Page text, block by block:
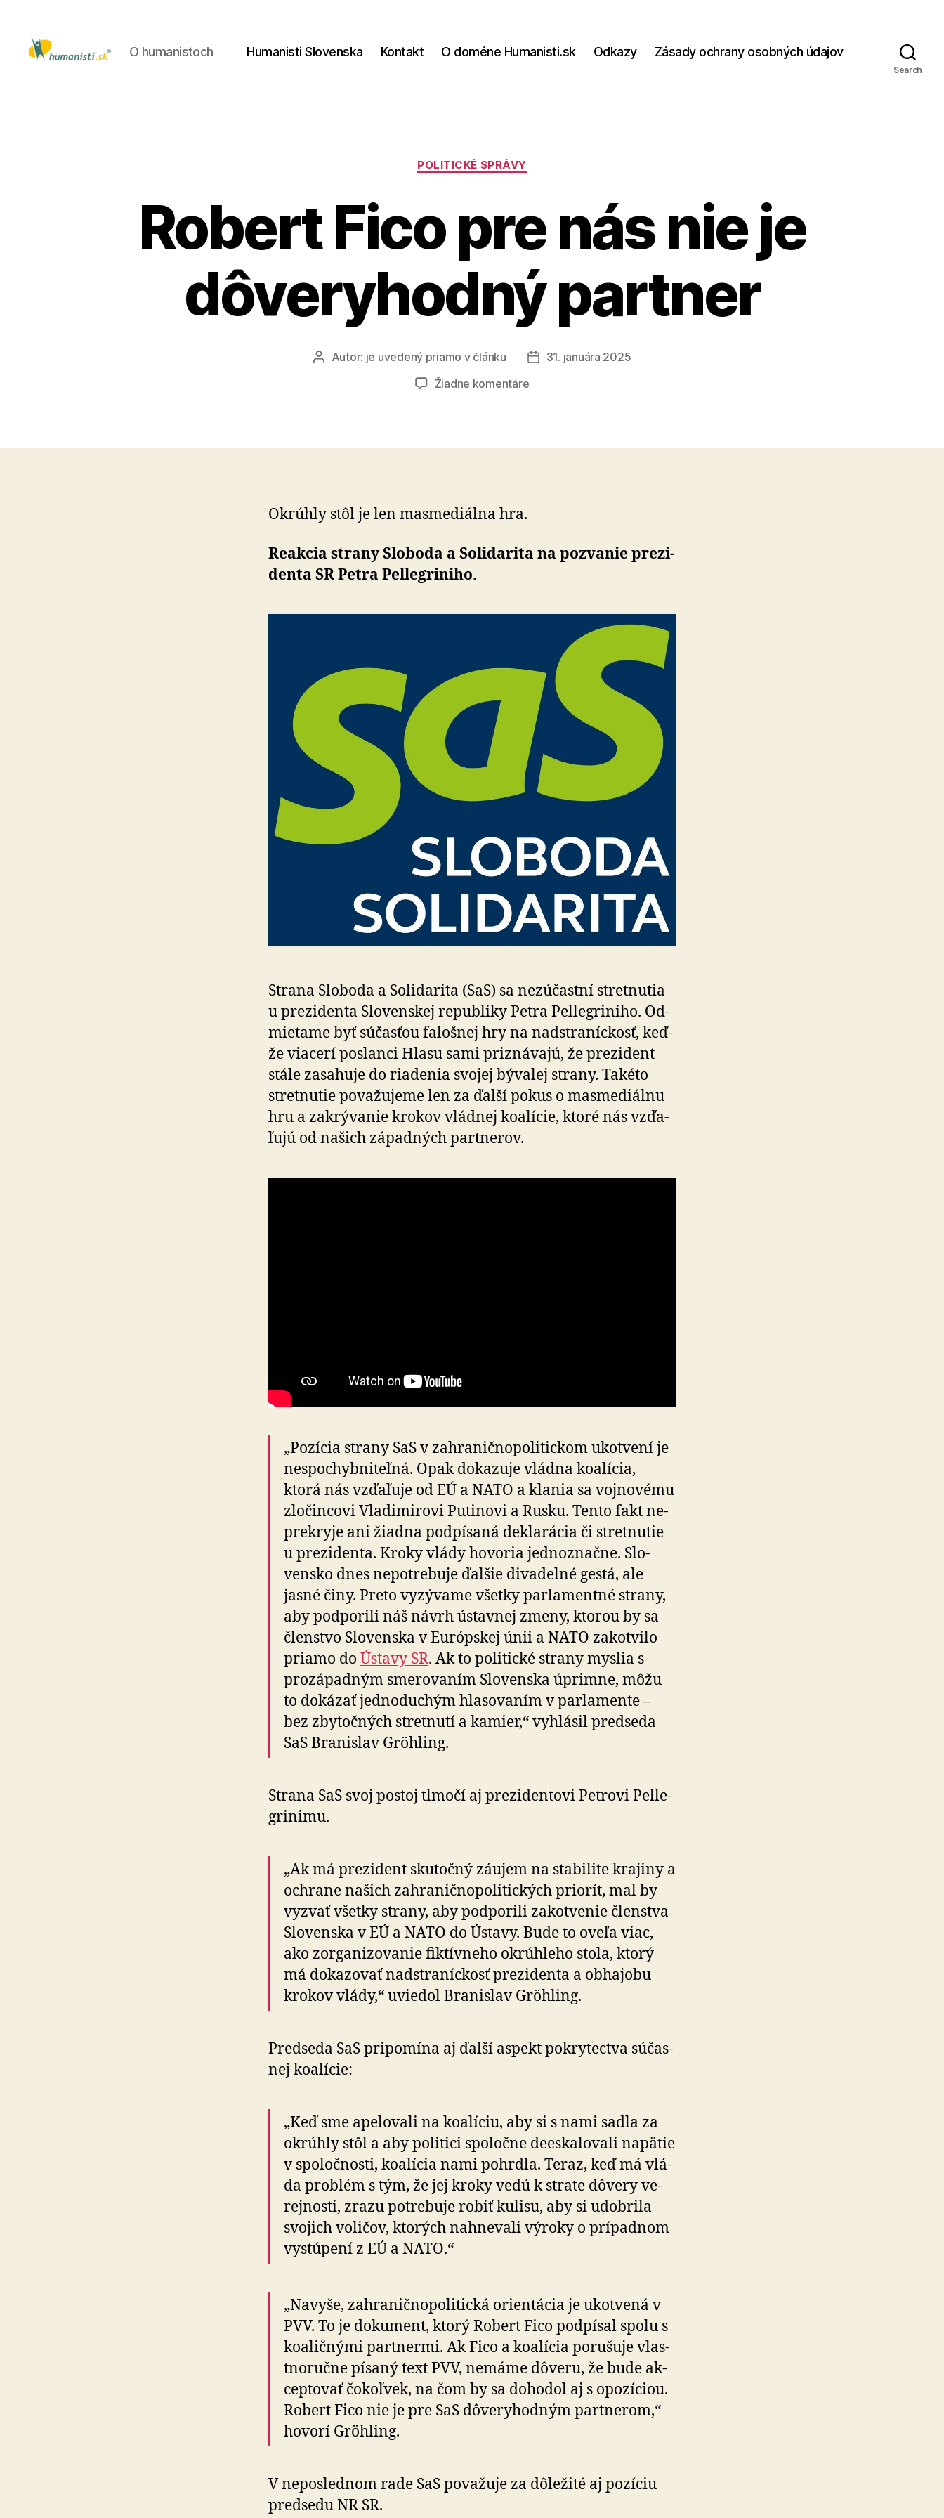
O humanistoch Humanisti Slovenska Kontakt O doméne Humanisti.sk Odkazy Zásady ochrany osobných údajov
Search
Kategórie
POLITICKÉ SPRÁVY
Robert Fico pre nás nie je
dôveryhodný partner
AutorAutor: je uvedený priamo v článku
Dátum
31. januára 2025
Žiadne komentárena
nás
Okrúhly stôl je len masmediálna hra.
Reakcia strany Sloboda a Solidarita na pozvanie pre­zi­
den­ta SR Petra Pellegriniho.
Strana Sloboda a Solidarita (SaS) sa nezúčastní stretnutia
u prezidenta Slovenskej republiky Petra Pellegriniho. Od­
mie­ta­me byť súčasťou falošnej hry na nadstraníckosť, keď­
že via­ce­rí poslanci Hlasu sami priznávajú, že prezident
stále zasahuje do riadenia svojej bývalej strany. Takéto
stretnutie považujeme len za ďalší pokus o masmediálnu
hru a zakrývanie krokov vládnej koalície, ktoré nás vzďa­
ľu­jú od našich západných partnerov.
„Pozícia strany SaS v zahraničnopolitickom ukotvení je
nespochybniteľná. Opak dokazuje vládna koalícia,
ktorá nás vzďaľuje od EÚ a NATO a klania sa vojnovému
zlo­čin­co­vi Vladimirovi Putinovi a Rusku. Tento fakt ne­
pre­kry­je ani žiadna podpísaná deklarácia či stretnutie
u pre­zi­denta. Kroky vlády hovoria jednoznačne. Slo­
ven­sko dnes nepotrebuje ďalšie divadelné gestá, ale
jasné činy. Preto vyzývame všetky parlamentné strany,
aby podporili náš návrh ústavnej zmeny, ktorou by sa
člen­stvo Slovenska v Európskej únii a NATO zakotvilo
pria­mo do Ústavy SR. Ak to politické strany myslia s
pro­zá­pad­ným smerovaním Slovenska úprimne, môžu
to do­ká­zať jednoduchým hlasovaním v parlamente –
bez zbytočných stretnutí a kamier,“ vyhlásil predseda
SaS Branislav Gröhling.
Strana SaS svoj postoj tlmočí aj prezidentovi Petrovi Pelle­
grinimu.
„Ak má prezident skutočný záujem na stabilite krajiny a
ochrane našich zahraničnopolitických priorít, mal by
vyzvať všetky strany, aby podporili zakotvenie členstva
Slovenska v EÚ a NATO do Ústavy. Bude to oveľa viac,
ako zorganizovanie fiktívneho okrúhleho stola, ktorý
má dokazovať nadstraníckosť prezidenta a obhajobu
krokov vlády,“ uviedol Branislav Gröhling.
Predseda SaS pripomína aj ďalší aspekt pokrytectva sú­čas­
nej koalície:
„Keď sme apelovali na koalíciu, aby si s nami sadla za
okrúhly stôl a aby politici spoločne deeskalovali napätie
v spoločnosti, koalícia nami pohrdla. Teraz, keď má vlá­
da problém s tým, že jej kroky vedú k strate dôvery ve­
rej­nosti, zrazu potrebuje robiť kulisu, aby si udobrila
svojich voličov, ktorých nahnevali výroky o prípadnom
vystúpení z EÚ a NATO.“
„Navyše, zahraničnopolitická orientácia je ukotvená v
PVV. To je dokument, ktorý Robert Fico podpísal spolu s
koaličnými partnermi. Ak Fico a koalícia porušuje vlas­
tno­ruč­ne písaný text PVV, nemáme dôveru, že bude ak­
cep­to­vať čokoľvek, na čom by sa dohodol aj s opo­zí­ciou.
Robert Fico nie je pre SaS dôveryhodným partnerom,“
hovorí Gröhling.
V neposlednom rade SaS považuje za dôležité aj pozíciu
predsedu NR SR.